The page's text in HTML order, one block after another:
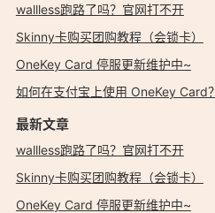
wallless跑路了吗？官网打不开
Skinny卡购买团购教程（会锁卡）
OneKey Card 停服更新维护中~
如何在支付宝上使用 OneKey Card？
最新文章
wallless跑路了吗？官网打不开
Skinny卡购买团购教程（会锁卡）
OneKey Card 停服更新维护中~